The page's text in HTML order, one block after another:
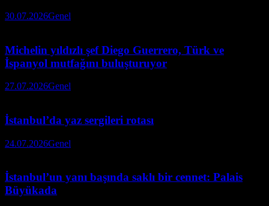
30.07.2026Genel
Michelin yıldızlı şef Diego Guerrero, Türk ve
İspanyol mutfağını buluşturuyor
27.07.2026Genel
İstanbul’da yaz sergileri rotası
24.07.2026Genel
İstanbul’un yanı başında saklı bir cennet: Palais
Büyükada